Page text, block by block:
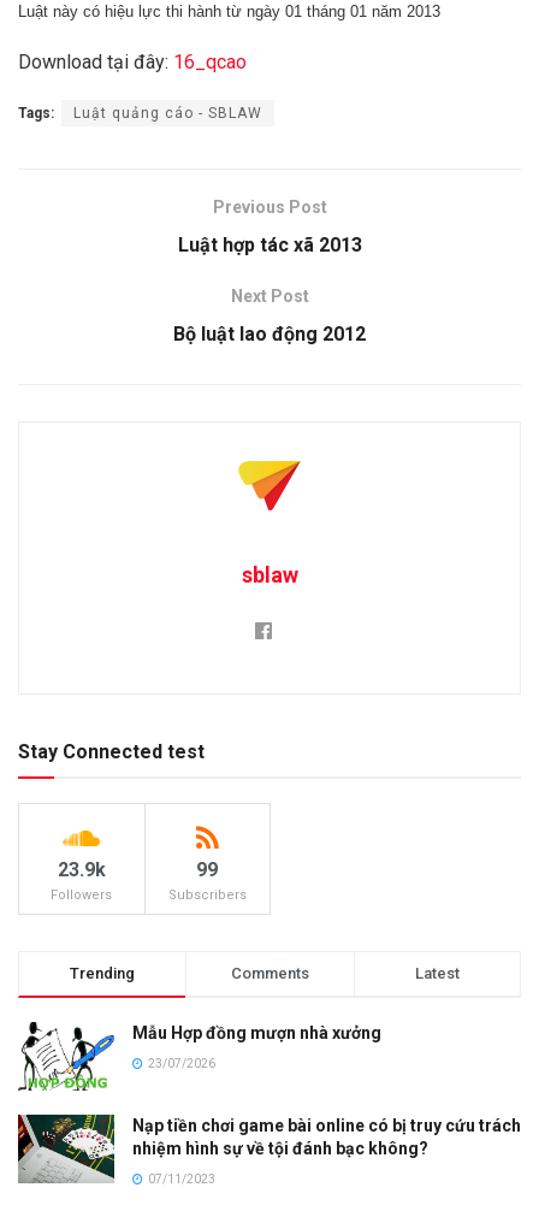
Luật này có hiệu lực thi hành từ ngày 01 tháng 01 năm 2013
Download tại đây: 16_qcao
Tags: Luật quảng cáo - SBLAW
Previous Post
Luật hợp tác xã 2013
Next Post
Bộ luật lao động 2012
sblaw
Stay Connected test
23.9k
Followers
99
Subscribers
Trending Comments Latest
Mẫu Hợp đồng mượn nhà xưởng
23/07/2026
Nạp tiền chơi game bài online có bị truy cứu trách
nhiệm hình sự về tội đánh bạc không?
07/11/2023